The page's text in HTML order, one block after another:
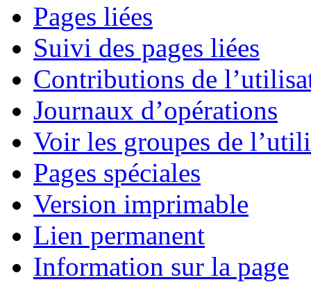
Pages liées
Suivi des pages liées
Contributions de
Journaux d’opérations
Voir les groupes de
Pages spéciales
Version imprimable
Lien permanent
Information sur la page